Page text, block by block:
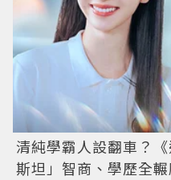
清純學霸人設翻車？
斯坦」智商、學歷全